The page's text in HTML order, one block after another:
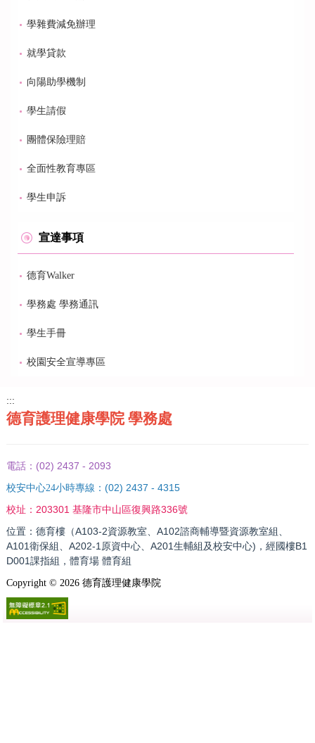
學雜費減免辦理
就學貸款
向陽助學機制
學生請假
團體保險理賠
全面性教育專區
學生申訴
宣達事項
德育Walker
學務處 學務通訊
學生手冊
校園安全宣導專區
:::
德育護理健康學院 學務處
電話： (02) 2437 - 2093
校安中心24小時專線： (02) 2437 - 4315
校址： 203301 基隆市中山區復興路336號
位置：德育樓（A103-2資源教室、A102諮商輔導暨資源教室組、
A101衛保組、A202-1原資中心、A201生輔組及校安中心)，經國樓B1
D001課指組，體育場 體育組
Copyright © 2026德育護理健康學院